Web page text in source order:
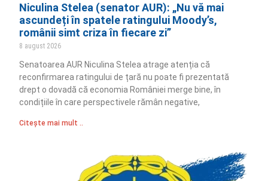
Niculina Stelea (senator AUR): „Nu vă mai
ascundeți în spatele ratingului Moody’s,
românii simt criza în fiecare zi”
8 august 2026
Senatoarea AUR Niculina Stelea atrage atenția că
reconfirmarea ratingului de țară nu poate fi prezentată
drept o dovadă că economia României merge bine, în
condițiile în care perspectivele rămân negative,
Citește mai mult ..